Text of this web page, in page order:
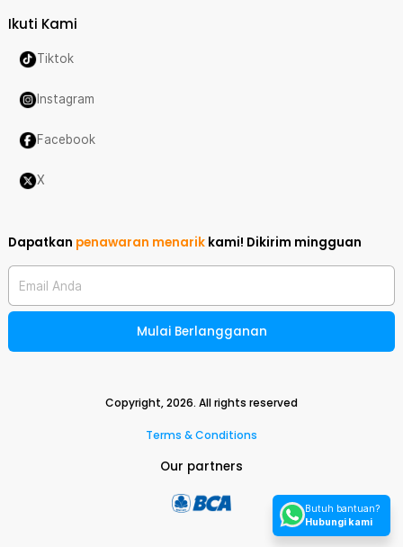
Ikuti Kami
Tiktok
Instagram
Facebook
X
Dapatkan penawaran menarik kami! Dikirim mingguan
Email Anda
Mulai Berlangganan
Copyright,2026. All rights reserved
Terms & Conditions
Our partners
Butuh bantuan?
Hubungi kami